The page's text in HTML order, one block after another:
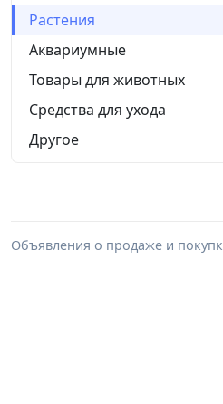
Растения
Аквариумные
Товары для животных
Средства для ухода
Другое
Объявления о продаже и